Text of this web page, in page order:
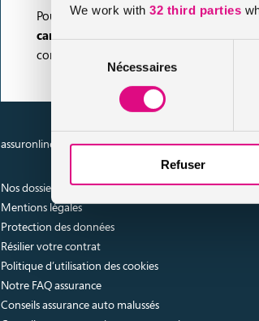
We work with 32 third parties
consentement
Nécessaires
Refuser
Pour les moins chanceux, l’assurance
camping-car temporairequi correspond
compagnies d’assurance.
assuronline.com est édité par AssurOne Group,
Nos dossiers
Mentions légales
Protection des données
Résilier votre contrat
Politique d’utilisation des cookies
Notre FAQ assurance
Conseils assurance auto malussés